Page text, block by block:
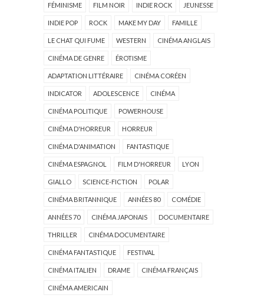
FÉMINISME FILM NOIR INDIE ROCK JEUNESSE
INDIE POP ROCK MAKE MY DAY FAMILLE
LE CHAT QUI FUME WESTERN CINÉMA ANGLAIS
CINÉMA DE GENRE ÉROTISME
ADAPTATION LITTÉRAIRE CINÉMA CORÉEN
INDICATOR ADOLESCENCE CINÉMA
CINÉMA POLITIQUE POWERHOUSE
CINÉMA D'HORREUR HORREUR
CINÉMA D'ANIMATION FANTASTIQUE
CINÉMA ESPAGNOL FILM D'HORREUR LYON
GIALLO SCIENCE-FICTION POLAR
CINÉMA BRITANNIQUE ANNÉES 80 COMÉDIE
ANNÉES 70 CINÉMA JAPONAIS DOCUMENTAIRE
THRILLER CINÉMA DOCUMENTAIRE
CINÉMA FANTASTIQUE FESTIVAL
CINÉMA ITALIEN DRAME CINÉMA FRANÇAIS
CINÉMA AMERICAIN